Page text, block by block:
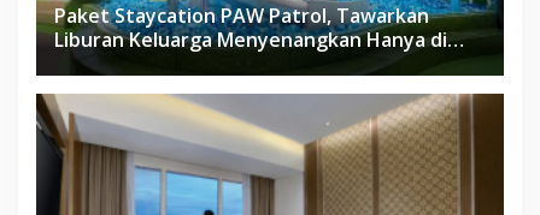
Paket Staycation PAW Patrol, Tawarkan
Liburan Keluarga Menyenangkan Hanya di
Herloom Hotel BSD